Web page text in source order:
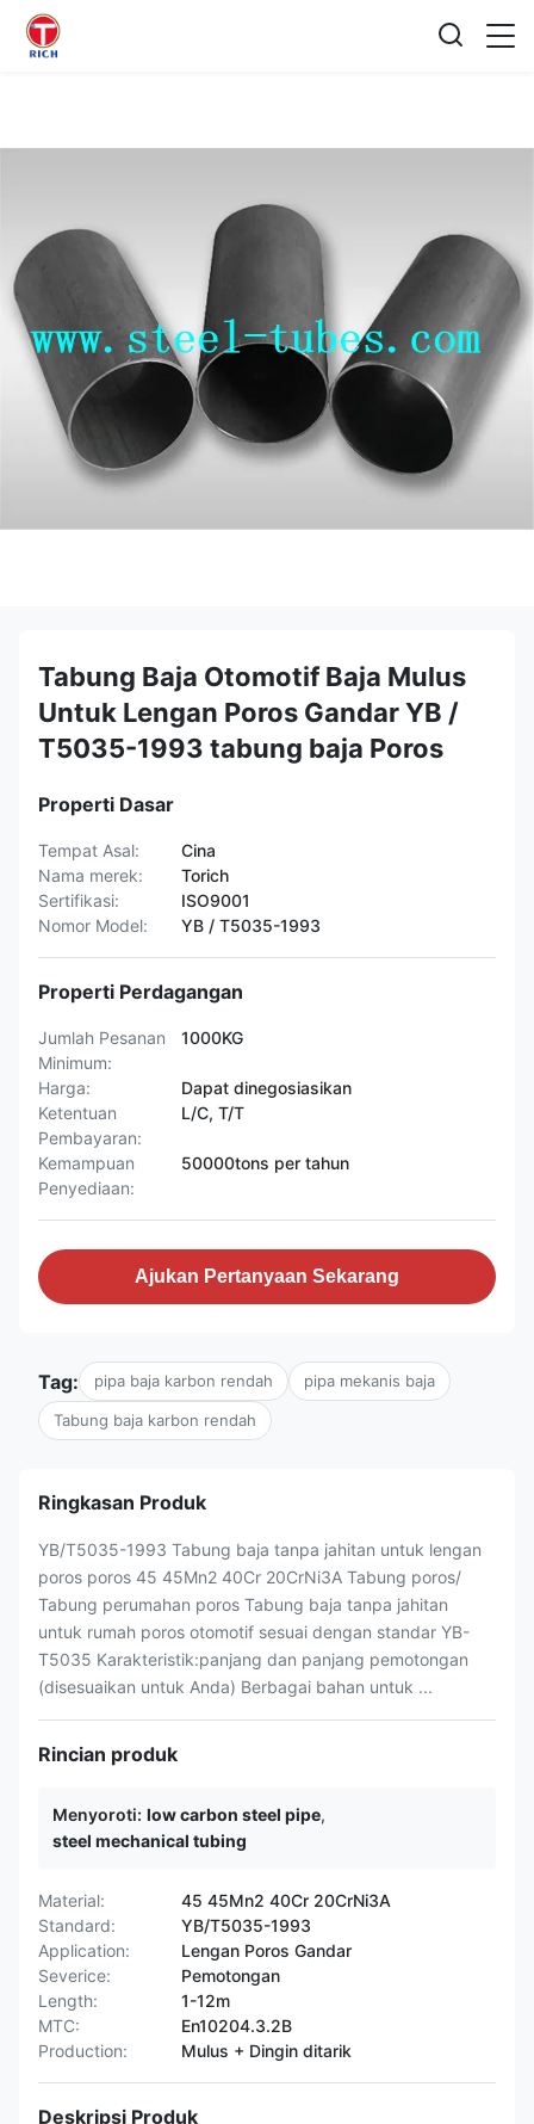
Tabung Baja Otomotif Baja Mulus
Untuk Lengan Poros Gandar YB /
T5035-1993 tabung baja Poros
Properti Dasar
Tempat Asal:
Cina
Nama merek:
Torich
Sertifikasi:
ISO9001
Nomor Model:
YB / T5035-1993
Properti Perdagangan
Jumlah Pesanan
Minimum:
1000KG
Harga:
Dapat dinegosiasikan
Ketentuan
Pembayaran:
L/C, T/T
Kemampuan
Penyediaan:
50000tons per tahun
Ajukan Pertanyaan Sekarang
Tag: pipa baja karbon rendah pipa mekanis baja
Tabung baja karbon rendah
Ringkasan Produk
YB/T5035-1993 Tabung baja tanpa jahitan untuk lengan
poros poros 45 45Mn2 40Cr 20CrNi3A Tabung poros/
Tabung perumahan poros Tabung baja tanpa jahitan
untuk rumah poros otomotif sesuai dengan standar YB-
T5035 Karakteristik:panjang dan panjang pemotongan
(disesuaikan untuk Anda) Berbagai bahan untuk ...
Rincian produk
Menyoroti: low carbon steel pipe,
steel mechanical tubing
Material:
45 45Mn2 40Cr 20CrNi3A
Standard:
YB/T5035-1993
Application:
Lengan Poros Gandar
Severice:
Pemotongan
Length:
1-12m
MTC:
En10204.3.2B
Production:
Mulus + Dingin ditarik
Deskripsi Produk